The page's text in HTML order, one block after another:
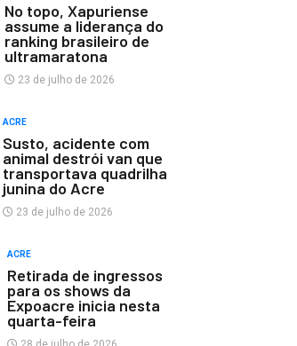
No topo, Xapuriense
assume a liderança do
ranking brasileiro de
ultramaratona
23 de julho de 2026
ACRE
Susto, acidente com
animal destrói van que
transportava quadrilha
junina do Acre
23 de julho de 2026
ACRE
Retirada de ingressos
para os shows da
Expoacre inicia nesta
quarta-feira